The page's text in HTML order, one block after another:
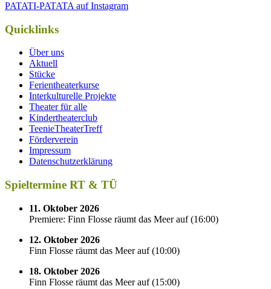
PATATI-PATATA auf Instagram
Quicklinks
Über uns
Aktuell
Stücke
Ferientheaterkurse
Interkulturelle Projekte
Theater für alle
Kindertheaterclub
TeenieTheaterTreff
Förderverein
Impressum
Datenschutzerklärung
Spieltermine RT & TÜ
11. Oktober 2026
Premiere: Finn Flosse räumt das Meer auf(16:00)
12. Oktober 2026
Finn Flosse räumt das Meer auf(10:00)
18. Oktober 2026
Finn Flosse räumt das Meer auf(15:00)